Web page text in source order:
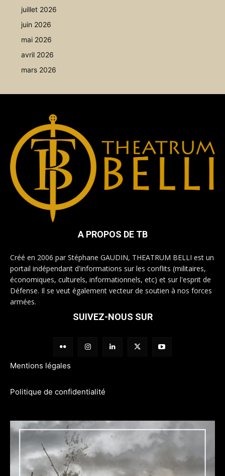
juillet 2026
juin 2026
mai 2026
avril 2026
mars 2026
A PROPOS DE TB
Créé en 2006 par Stéphane GAUDIN, THEATRUM BELLI est un
portail indépendant d'informations sur les conflits (militaires,
économiques, culturels, informationnels, etc) et sur l'esprit de
Défense. Il se veut également vecteur de soutien à nos forces
armées.
SUIVEZ-NOUS SUR
Mentions légales
Politique de confidentialité